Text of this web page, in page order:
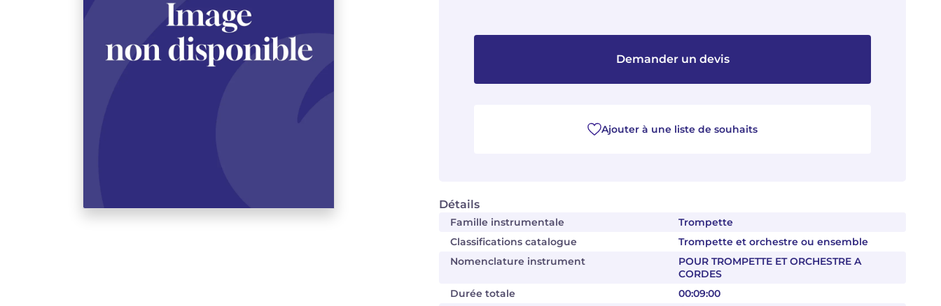
Détails
Famille instrumentale
Trompette
Classifications catalogue
Trompette et orchestre ou ensemble
Nomenclature instrument
POUR TROMPETTE ET ORCHESTRE A
CORDES
Durée totale
00:09:00
Demander un devis
Ajouter à une liste de souhaits